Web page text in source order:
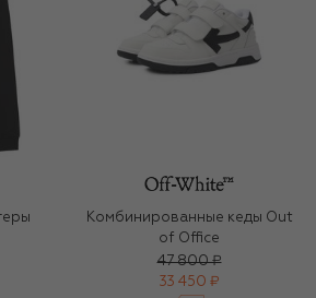
Комбинированные кеды Out
of Office
47 800 ₽
33 450 ₽